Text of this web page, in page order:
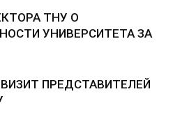
ТНУ О
УНИВЕРСИТЕТА ЗА
ПРЕДСТАВИТЕЛЕЙ